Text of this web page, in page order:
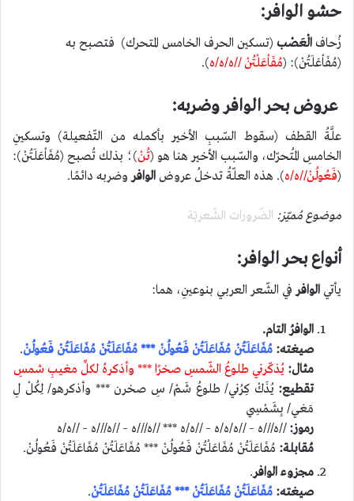
حشو الوافر:
زُحاف الْعَصْب (تسكين الحرف الخامس المتحرك) فتصبح به
(مُفَاْعَلَتُنْ): (مُفَاْعَلْتُنْ //ه/ه/ه).
عروض بحر الوافر وضربه:
علَّةُ القطف (سقوط السّببِ الأخير بأكمله من التّفعيلة) وتسكينِ
الخامسِ المُتحرّك، والسّبب الأخير هنا هو (تُنْ)؛ بذلك تُصبح (مُفَاْعَلَتُنْ):
(فَعُولُنْ//ه/ه). هذه العلّةُ تدخلُ عروض الوافروضربه دائمًا.
موضوع مُميّز: الضّرورات الشّعريّة
أنواع بحر الوافر:
يأتي الوافر في الشّعر العربي بنوعينِ، هما:
الوافرُ التام.
صيغته: مُفَاعَلَتُنْ مُفَاعَلَتُنْ فَعُولُنْ *** مُفَاعَلَتُنْ مُفَاعَلَتُنْ فَعُولُنْ.
مثال: يُذكّرني طلوعُ الشّمسِ صخرًا *** وأذكرهُ لكلِّ مغيبِ شمسِ
تقطيع: يُذَكْ كِرُني/ طلوعُ شَمْ/ سِ صخرن *** وأذكرهو/ لِكُلْ لِ
مَغي/ بِشَمْسِي
رموز: //ه///ه – //ه/ه/ه – //ه/ه *** //ه///ه – //ه///ه – //ه/ه
مُقابلة: مُفَاعَلَتُنْ مُفَاعَلْتُنْ فَعُولُنْ *** مُفَاعَلَتُنْ مُفَاعَلَتُنْ فَعُولُنْ.
مجزوء الوافر.
صيغته: مُفَاعَلَتُنْ مُفَاعَلَتُنْ *** مُفَاعَلَتُنْ مُفَاعَلَتُنْ.